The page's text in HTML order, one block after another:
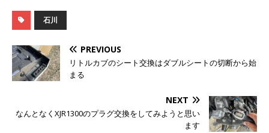
石川
PREVIOUS
リトルカブのシート交換はダブルシートの切断から始
まる
NEXT
なんとなくXJR1300のプラグ交換をしてみようと思い
ます